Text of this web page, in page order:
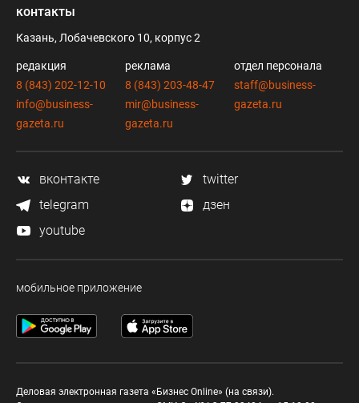
контакты
Казань, Лобачевского 10, корпус 2
редакция
8 (843) 202-12-10
info@business-
gazeta.ru
реклама
8 (843) 203-48-47
mir@business-
gazeta.ru
отдел персонала
staff@business-
gazeta.ru
вконтакте
twitter
telegram
дзен
youtube
мобильное приложение
Деловая электронная газета «Бизнес Online» (на связи).